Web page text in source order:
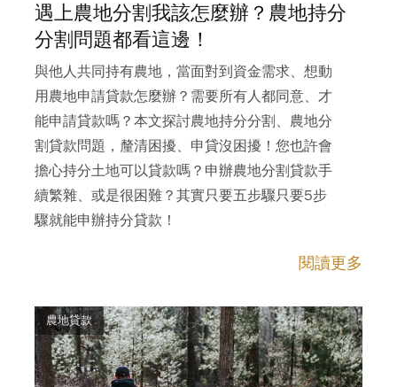
遇上農地分割我該怎麼辦？農地持分
分割問題都看這邊！
與他人共同持有農地，當面對到資金需求、想動
用農地申請貸款怎麼辦？需要所有人都同意、才
能申請貸款嗎？本文探討農地持分分割、農地分
割貸款問題，釐清困擾、申貸沒困擾！您也許會
擔心持分土地可以貸款嗎？申辦農地分割貸款手
續繁雜、或是很困難？其實只要五步驟只要5步
驟就能申辦持分貸款！
閱讀更多
農地貸款